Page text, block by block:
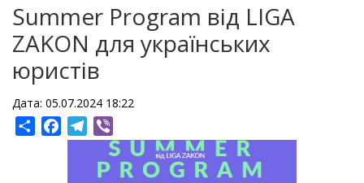
Summer Program від LIGA
ZAKON для українських
юристів
Дата: 05.07.2024 18:22
ShareFacebookTelegram